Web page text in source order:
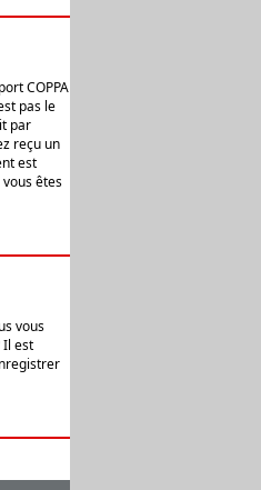
COPPA
pas le
par
reçu un
est
êtes
vous
Il est